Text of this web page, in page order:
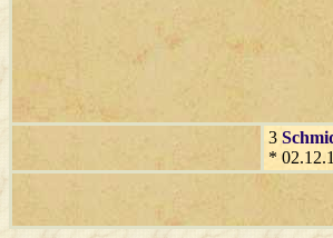
3
*